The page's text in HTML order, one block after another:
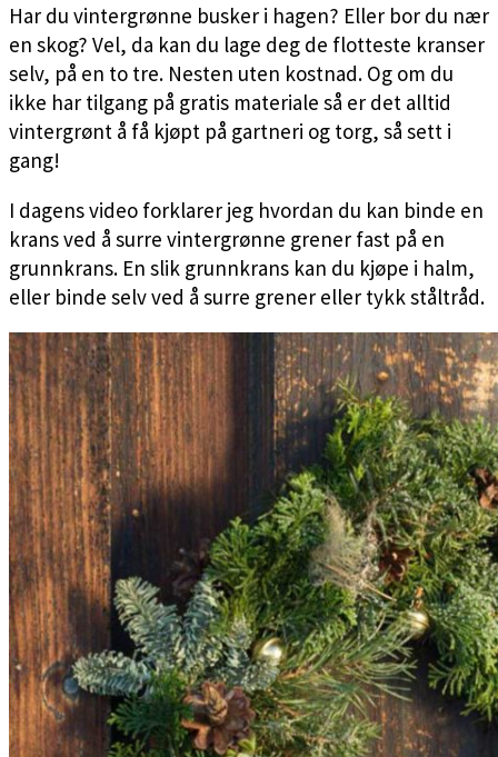
Har du vintergrønne busker i hagen? Eller bor du nær
en skog? Vel, da kan du lage deg de flotteste kranser
selv, på en to tre. Nesten uten kostnad. Og om du
ikke har tilgang på gratis materiale så er det alltid
vintergrønt å få kjøpt på gartneri og torg, så sett i
gang!
I dagens video forklarer jeg hvordan du kan binde en
krans ved å surre vintergrønne grener fast på en
grunnkrans. En slik grunnkrans kan du kjøpe i halm,
eller binde selv ved å surre grener eller tykk ståltråd.